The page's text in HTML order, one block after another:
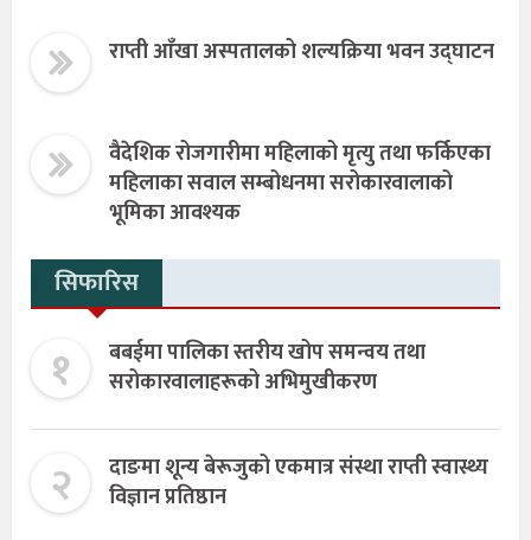
राप्ती आँखा अस्पतालको शल्यक्रिया भवन उद्घाटन
वैदेशिक रोजगारीमा महिलाको मृत्यु तथा फर्किएका
महिलाका सवाल सम्बोधनमा सरोकारवालाको
भूमिका आवश्यक
सिफारिस
१
बबईमा पालिका स्तरीय खोप समन्वय तथा
सरोकारवालाहरूको अभिमुखीकरण
२
दाङमा शून्य बेरूजुको एकमात्र संस्था राप्ती स्वास्थ्य
विज्ञान प्रतिष्ठान